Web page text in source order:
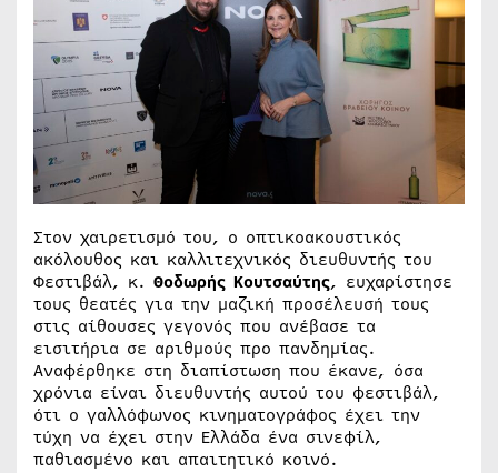
Στον χαιρετισμό του, ο οπτικοακουστικός
ακόλουθος και καλλιτεχνικός διευθυντής του
Φεστιβάλ, κ. Θοδωρής Κουτσαύτης, ευχαρίστησε
τους θεατές για την μαζική προσέλευσή τους
στις αίθουσες γεγονός που ανέβασε τα
εισιτήρια σε αριθμούς προ πανδημίας.
Αναφέρθηκε στη διαπίστωση που έκανε, όσα
χρόνια είναι διευθυντής αυτού του φεστιβάλ,
ότι ο γαλλόφωνος κινηματογράφος έχει την
τύχη να έχει στην Ελλάδα ένα σινεφίλ,
παθιασμένο και απαιτητικό κοινό.